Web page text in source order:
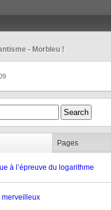
- Morbleu !
Pages
à l’épreuve du logarithme
merveilleux